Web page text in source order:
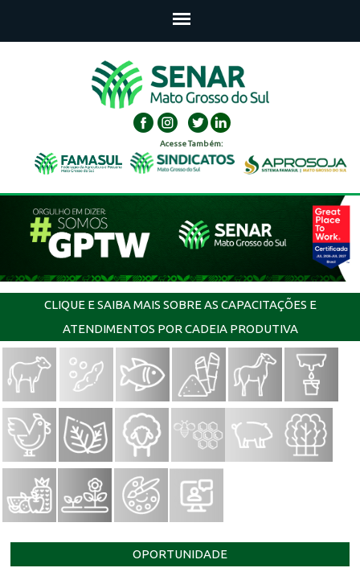
Acesse Também:
CLIQUE E SAIBA MAIS SOBRE AS CAPACITAÇÕES E
ATENDIMENTOS POR CADEIA PRODUTIVA
OPORTUNIDADE